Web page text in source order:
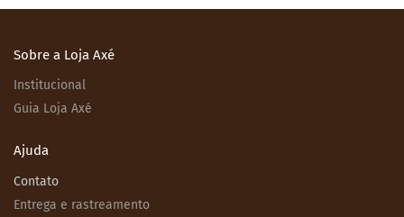
Sobre a Loja Axé
Institucional
Guia Loja Axé
Ajuda
Contato
Entrega e rastreamento